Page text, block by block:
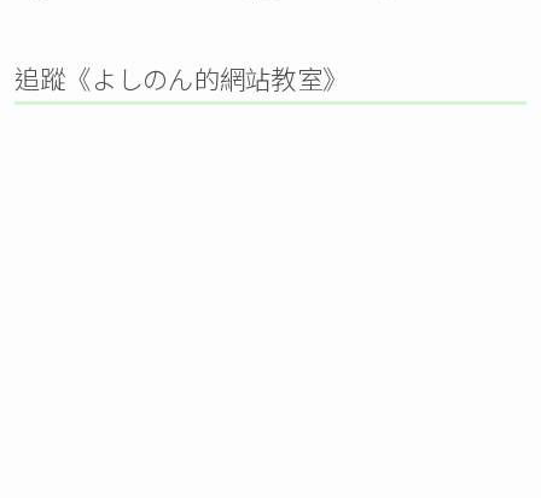
追蹤《よしのん的網站教室》